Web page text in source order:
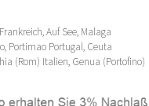
Auf See, Malaga
Portimao Portugal, Ceuta
(Rom) Italien, Genua (Portofino)